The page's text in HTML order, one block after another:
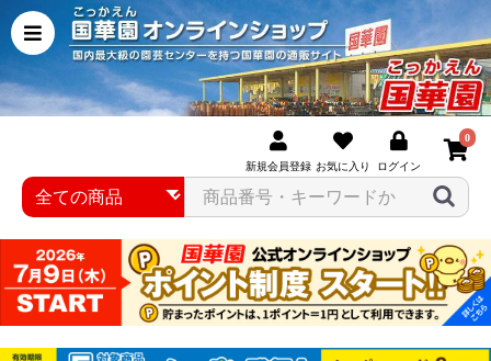
新規会員登録 お気に入り ログイン
0